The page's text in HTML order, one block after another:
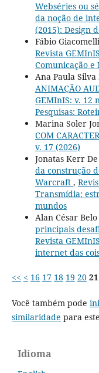
Webséries ou
da noção de
(2015): Design
Fábio
Revista
Comunicação e
Ana Paula
ANIMAÇÃO
GEMInIS: v. 12
Pesquisas:
Marina Soler
COM
v. 17 (2026)
Jonatas Kerr
da construção
Warcraft ,
Transmídia:
mundos
Alan César
principais
Revista
internet das
<< < 16 17 18 19 20 21
Você também pode
similaridade para
Idioma